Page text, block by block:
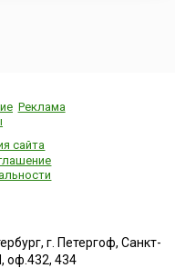
Реклама
сайта
г. Петергоф, Санкт-
оф.432, 434